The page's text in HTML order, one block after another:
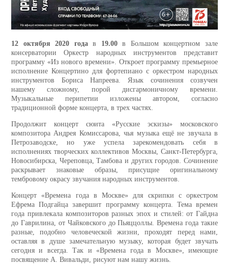
12 октября 2020 годав 19.00в Большом концертном зале
консерватории Оркестр народных инструментов представит
программу «Из нового времени». Откроет программу премьерное
исполнение Концертино для фортепиано с оркестром народных
инструментов Бориса Напреева. Язык сочинения созвучен
нашему сложному, порой дисгармоничному времени.
Музыкальные перипетии изложены автором, согласно
традиционной форме концерта, в трех частях.
Продолжит концерт сюита «Русские эскизы» московского
композитора Андрея Комиссарова, чья музыка ещё не звучала в
Петрозаводске, но уже успела зарекомендовать себя в
исполнениях творческих коллективов Москвы, Санкт-Петербурга,
Новосибирска, Череповца, Тамбова и других городов. Сочинение
раскрывает знаковые образы, присущие оригинальному
тембровому окрасу звучания народных инструментов.
Концерт «Времена года в Москве» для скрипки с оркестром
Ефрема Подгайца завершит программу концерта. Тема времен
года привлекала композиторов разных эпох и стилей: от Гайдна
до Гаврилина, от Чайковского до Пьяццоллы. Времена года такие
разные, подобно человеческой жизни, проходят перед нами,
оставляя в душе замечательную музыку, которая будет звучать
сегодня и всегда. Так и «Времена года в Москве», имеющие
посвящение А. Вивальди, рисуют нам нашу жизнь.